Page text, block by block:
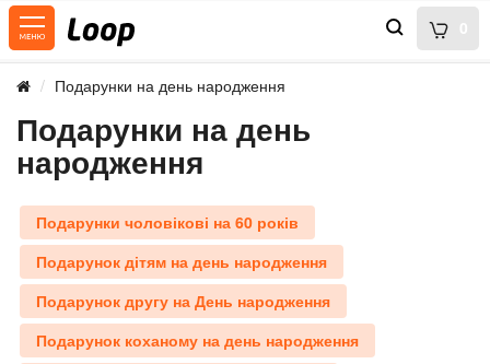
0
Подарунки на день народження
Подарунки на день
народження
Подарунки чоловікові на 60 років
Подарунок дітям на день народження
Подарунок другу на День народження
Подарунок коханому на день народження